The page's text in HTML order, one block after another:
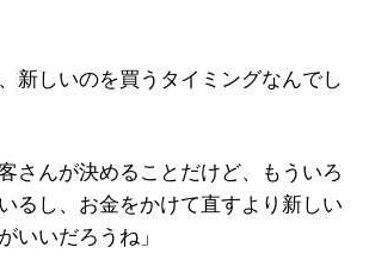
新しいのを買うタイミングなんでし
さんが決めることだけど、もういろ
るし、お金をかけて直すより新しい
いいだろうね」